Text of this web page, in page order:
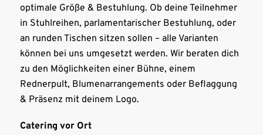
optimale Größe & Bestuhlung. Ob deine Teilnehmer
in Stuhlreihen, parlamentarischer Bestuhlung, oder
an runden Tischen sitzen sollen – alle Varianten
können bei uns umgesetzt werden. Wir beraten dich
zu den Möglichkeiten einer Bühne, einem
Rednerpult, Blumenarrangements oder Beflaggung
& Präsenz mit deinem Logo.
Catering vor Ort